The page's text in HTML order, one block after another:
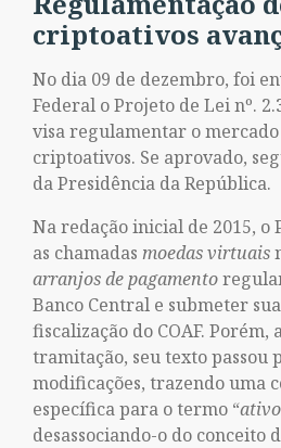
criptoativos
No dia 09 de dezembro, foi
Federal o Projeto de Lei nº.
visa regulamentar o
criptoativos. Se aprovado,
da Presidência da República.
Na redação inicial de 2015, o
as chamadas moedas virtuais
arranjos de pagamento
Banco Central e submeter
fiscalização do COAF. Porém,
tramitação, seu texto passou
modificações, trazendo uma
específica para o termo “
desassociando-o do conceito